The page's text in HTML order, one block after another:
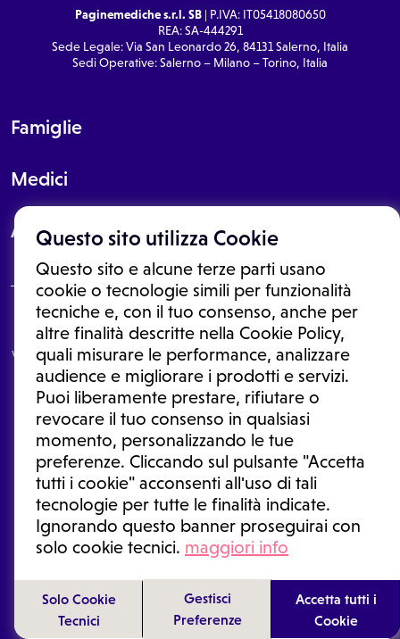
Questo sito utilizza Cookie
Questo sito e alcune terze parti usano
cookie o tecnologie simili per funzionalità
tecniche e, con il tuo consenso, anche per
altre finalità descritte nella Cookie Policy,
quali misurare le performance, analizzare
audience e migliorare i prodotti e servizi.
Puoi liberamente prestare, rifiutare o
revocare il tuo consenso in qualsiasi
momento, personalizzando le tue
preferenze. Cliccando sul pulsante "Accetta
tutti i cookie" acconsenti all'uso di tali
tecnologie per tutte le finalità indicate.
Ignorando questo banner proseguirai con
solo cookie tecnici. maggiori info
Solo Cookie
Tecnici
Gestisci
Preferenze
Accetta tutti i
Cookie
Paginemediche s.r.l. SB| P.IVA: IT05418080650
REA: SA-444291
Sede Legale: Via San Leonardo 26, 84131 Salerno, Italia
Sedi Operative: Salerno – Milano – Torino, Italia
Famiglie
Medici
About
Le informazioni proposte in questo sito non sono un consulto medico.
In nessun caso, queste informazioni sostituiscono un consulto, una
visita o una diagnosi formulata dal medico. Non si devono considerare
le informazioni disponibili come suggerimenti per la formulazione di
una diagnosi, la determinazione di un trattamento o l'assunzione o
sospensione di un farmaco senza prima consultare un medico di
medicina generale o uno specialista.
Condizioni di utilizzo|Privacy Policy |Gestione cookie
Ⓒ 2026 | Tutti i diritti riservati.